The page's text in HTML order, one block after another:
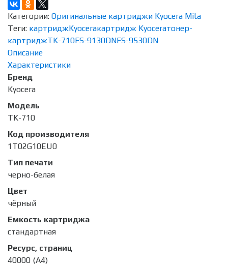
Категории: Оригинальные картриджи Kyocera Mita
Теги: картриджKyoceraкартридж Kyoceraтонер-
картриджTK-710FS-9130DNFS-9530DN
Описание
Характеристики
Бренд
Kyocera
Модель
TK-710
Код производителя
1T02G10EU0
Тип печати
черно-белая
Цвет
чёрный
Емкость картриджа
стандартная
Ресурс, страниц
40000 (А4)